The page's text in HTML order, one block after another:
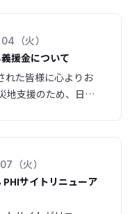
（火）
援金について
れた皆様に心よりお
（火）
サイトリニューア